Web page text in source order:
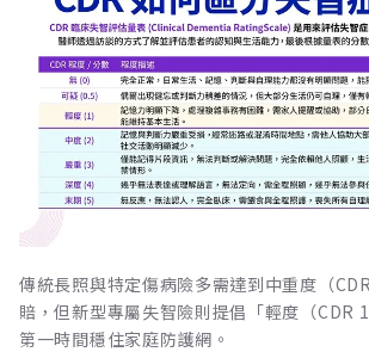
傳統長照與特定傷病險多需達到中重度（
賠，但新型專屬失智險則提倡「輕度（CDR
第一時間穩住家庭防護網。